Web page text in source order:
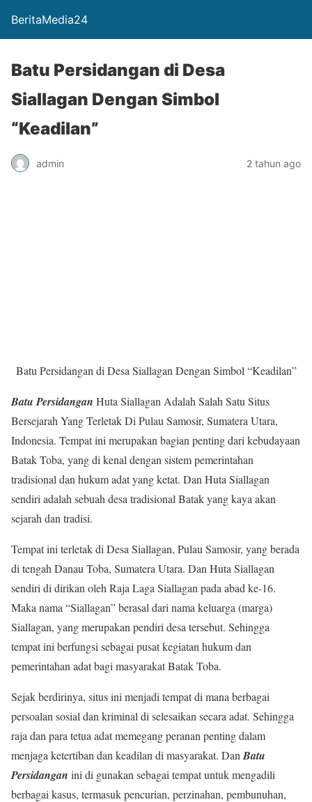
BeritaMedia24
Batu Persidangan di Desa
Siallagan Dengan Simbol
“Keadilan”
admin 2 tahun ago
Batu Persidangan di Desa Siallagan Dengan Simbol “Keadilan”
Batu Persidangan Huta Siallagan Adalah Salah Satu Situs
Bersejarah Yang Terletak Di Pulau Samosir, Sumatera Utara,
Indonesia. Tempat ini merupakan bagian penting dari kebudayaan
Batak Toba, yang di kenal dengan sistem pemerintahan
tradisional dan hukum adat yang ketat. Dan Huta Siallagan
sendiri adalah sebuah desa tradisional Batak yang kaya akan
sejarah dan tradisi.
Tempat ini terletak di Desa Siallagan, Pulau Samosir, yang berada
di tengah Danau Toba, Sumatera Utara. Dan Huta Siallagan
sendiri di dirikan oleh Raja Laga Siallagan pada abad ke-16.
Maka nama “Siallagan” berasal dari nama keluarga (marga)
Siallagan, yang merupakan pendiri desa tersebut. Sehingga
tempat ini berfungsi sebagai pusat kegiatan hukum dan
pemerintahan adat bagi masyarakat Batak Toba.
Sejak berdirinya, situs ini menjadi tempat di mana berbagai
persoalan sosial dan kriminal di selesaikan secara adat. Sehingga
raja dan para tetua adat memegang peranan penting dalam
menjaga ketertiban dan keadilan di masyarakat. Dan Batu
Persidangan ini di gunakan sebagai tempat untuk mengadili
berbagai kasus, termasuk pencurian, perzinahan, pembunuhan,